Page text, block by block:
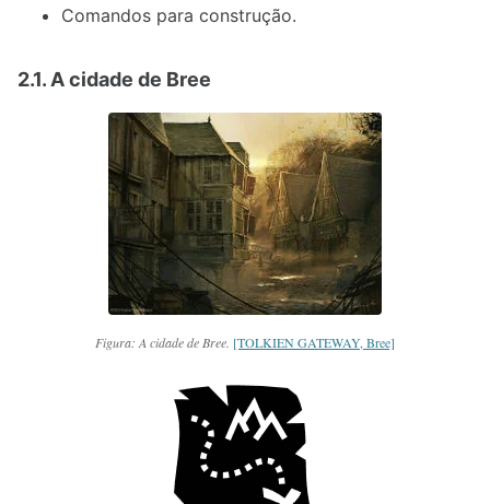
Comandos para construção.
2.1. A cidade de Bree
Figura: A cidade de Bree. [TOLKIEN GATEWAY, Bree]